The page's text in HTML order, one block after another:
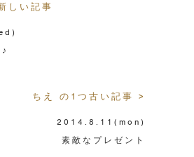
しい記事
ちえ の1つ古い記事 >
2014.8.11 (mon)
素敵なプレゼント